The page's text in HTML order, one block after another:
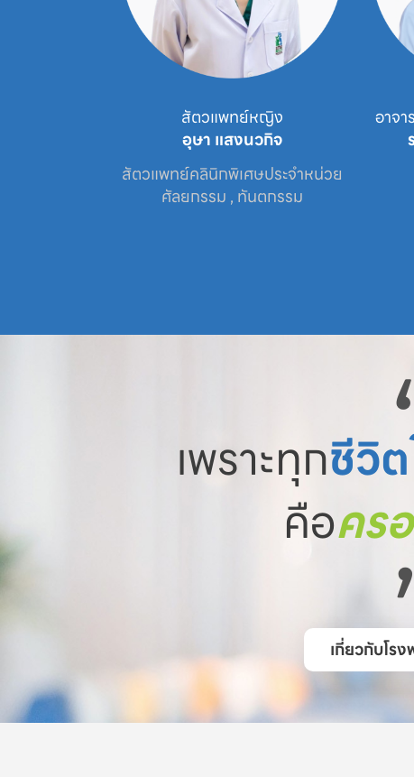
สัตวแพทย์หญิง
อุษา แสงนวกิจ
สัตวแพทย์คลินิกพิเศษประจำหน่วย
ศัลยกรรม , ทันตกรรม
อาจ
เพราะทุกชีวิ
คือคร
เกี่ยวกับโร